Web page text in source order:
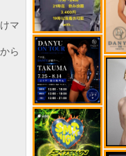
マ
ら